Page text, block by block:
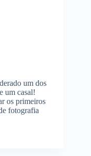
um dos
um casal!
os primeiros
fotografia